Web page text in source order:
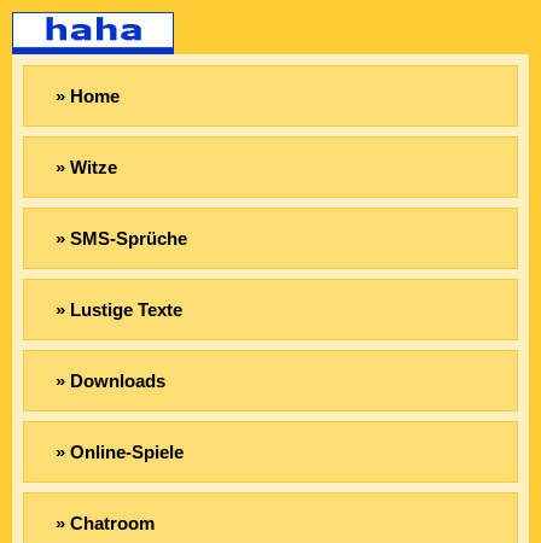
» Home
» Witze
» SMS-Sprüche
» Lustige Texte
» Downloads
» Online-Spiele
» Chatroom